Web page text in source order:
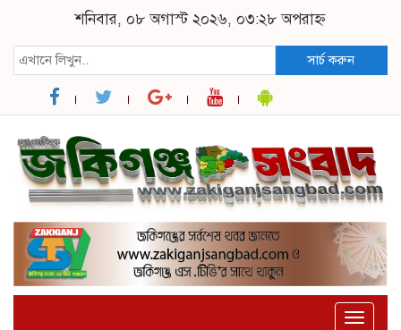
শনিবার, ০৮ অগাস্ট ২০২৬, ০৩:২৮ অপরাহ্ন
সার্চ করুন
Toggle